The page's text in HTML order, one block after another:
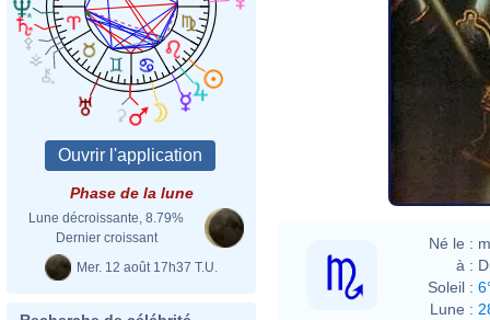
Phase de la lune
Lune décroissante, 8.79%
Dernier croissant
Mer. 12 août 17h37 T.U.
Né le :
à :
Soleil :
Lune :